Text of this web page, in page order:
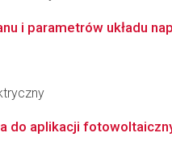
i parametrów układu
do aplikacji